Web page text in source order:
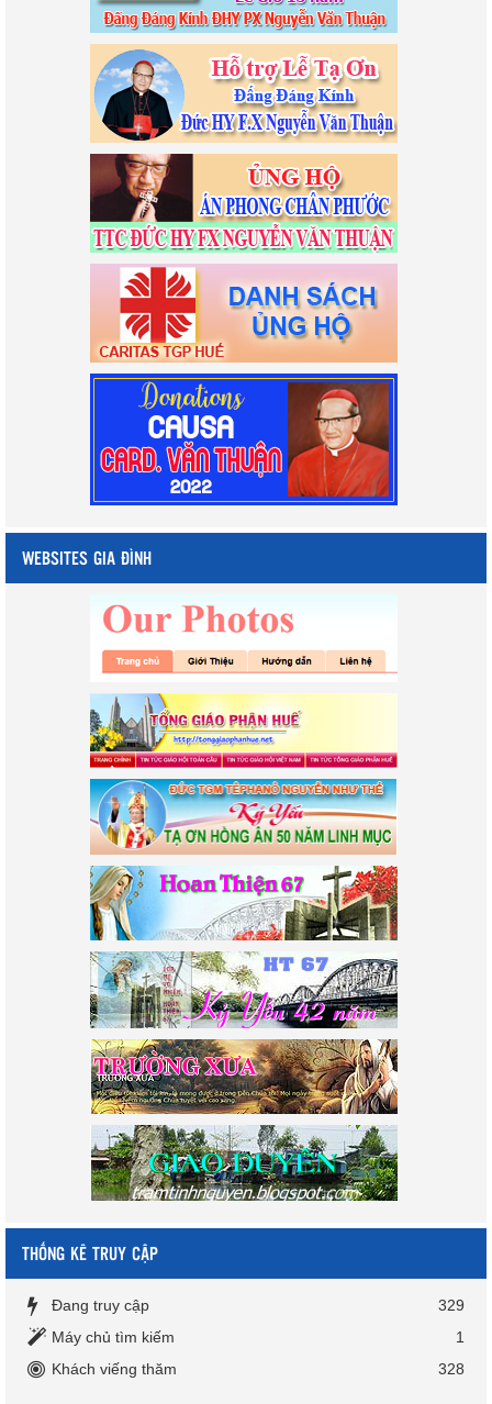
WEBSITES GIA ĐÌNH
THỐNG KÊ TRUY CẬP
Đang truy cập
329
Máy chủ tìm kiếm
1
Khách viếng thăm
328